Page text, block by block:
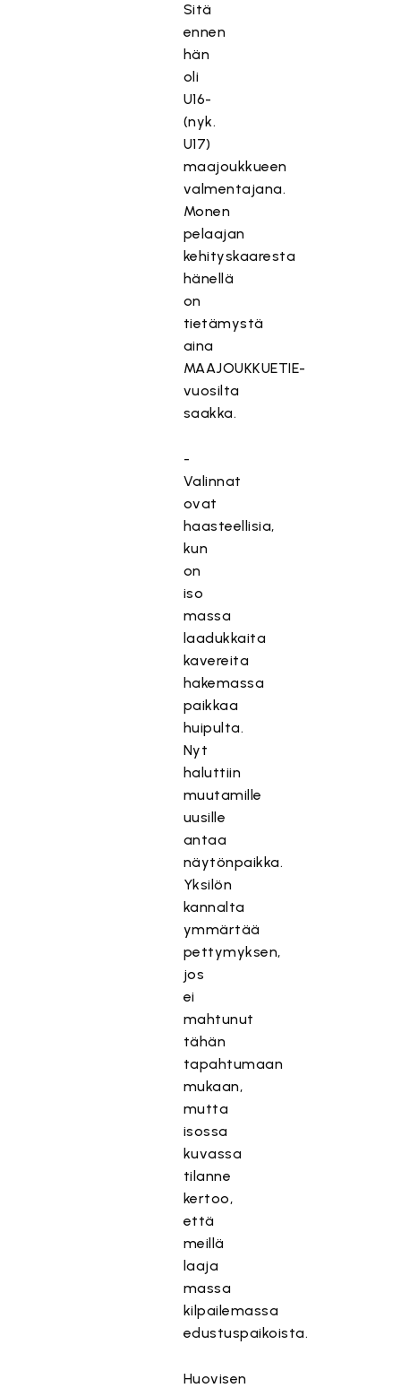
Sitä
ennen
hän
oli
U16-
(nyk.
U17)
maajoukkueen
valmentajana.
Monen
pelaajan
kehityskaaresta
hänellä
on
tietämystä
aina
MAAJOUKKUETIE-
vuosilta
saakka.
-
Valinnat
ovat
haasteellisia,
kun
on
iso
massa
laadukkaita
kavereita
hakemassa
paikkaa
huipulta.
Nyt
haluttiin
muutamille
uusille
antaa
näytönpaikka.
Yksilön
kannalta
ymmärtää
pettymyksen,
jos
ei
mahtunut
tähän
tapahtumaan
mukaan,
mutta
isossa
kuvassa
tilanne
kertoo,
että
meillä
laaja
massa
kilpailemassa
edustuspaikoista.
Huovisen